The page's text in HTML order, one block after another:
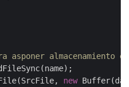
almacenamiento
new